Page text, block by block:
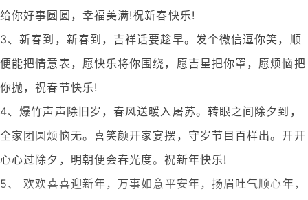
给你好事圆圆，幸福美满!祝新春快乐!
3、新春到，新春到，吉祥话要趁早。发个微信逗你笑，顺
便能把情意表，愿快乐将你围绕，愿吉星把你罩，愿烦恼把
你抛，祝春节快乐!
4、爆竹声声除旧岁，春风送暖入屠苏。转眼之间除夕到，
全家团圆烦恼无。喜笑颜开家宴摆，守岁节目百样出。开开
心心过除夕，明朝便会春光度。祝新年快乐!
5、 欢欢喜喜迎新年，万事如意平安年，扬眉吐气顺心年，